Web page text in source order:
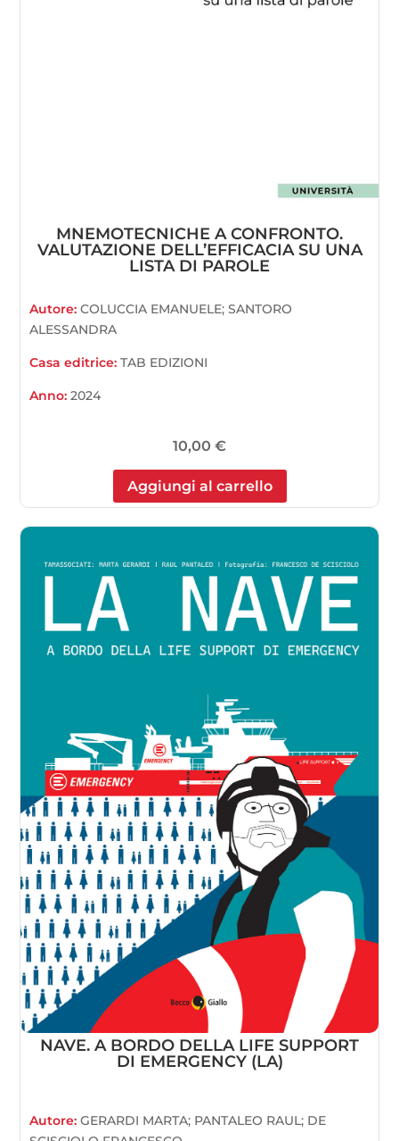
MNEMOTECNICHE A CONFRONTO.
VALUTAZIONE DELL’EFFICACIA SU UNA
LISTA DI PAROLE
Autore:COLUCCIA EMANUELE; SANTORO
ALESSANDRA
Casa editrice:TAB EDIZIONI
Anno:2024
10,00 €
Aggiungi al carrello
NAVE. A BORDO DELLA LIFE SUPPORT
DI EMERGENCY (LA)
Autore:GERARDI MARTA; PANTALEO RAUL; DE